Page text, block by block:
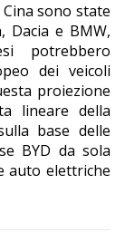
sono state
Dacia e BMW,
potrebbero
dei veicoli
proiezione
lineare della
base delle
BYD da sola
auto elettriche